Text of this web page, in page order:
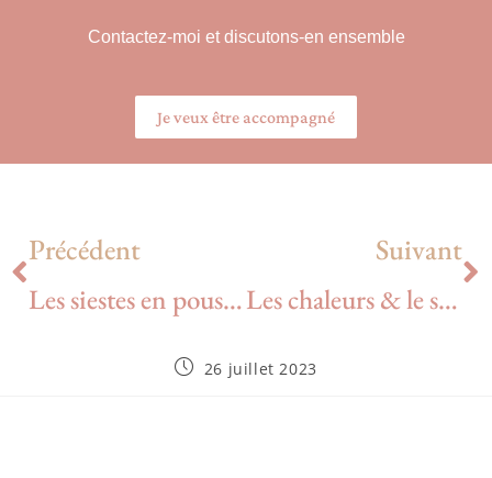
Contactez-moi et discutons-en ensemble
Je veux être accompagné
Précédent
Les siestes en poussette avec son bébé en été
Suivant
Les chaleurs & le sommeil de votre bébé
26 juillet 2023